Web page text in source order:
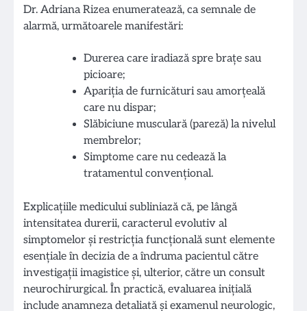
Dr. Adriana Rizea enumeratează, ca semnale de
alarmă, următoarele manifestări:
Durerea care iradiază spre brațe sau
picioare;
Apariția de furnicături sau amorțeală
care nu dispar;
Slăbiciune musculară (pareză) la nivelul
membrelor;
Simptome care nu cedează la
tratamentul convențional.
Explicațiile medicului subliniază că, pe lângă
intensitatea durerii, caracterul evolutiv al
simptomelor și restricția funcțională sunt elemente
esențiale în decizia de a îndruma pacientul către
investigații imagistice și, ulterior, către un consult
neurochirurgical. În practică, evaluarea inițială
include anamneza detaliată și examenul neurologic,